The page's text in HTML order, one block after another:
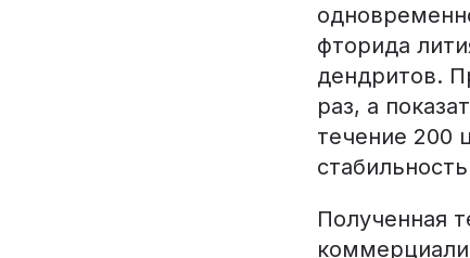
фторида
дендритов.
раз, а
течение 200
Полученная